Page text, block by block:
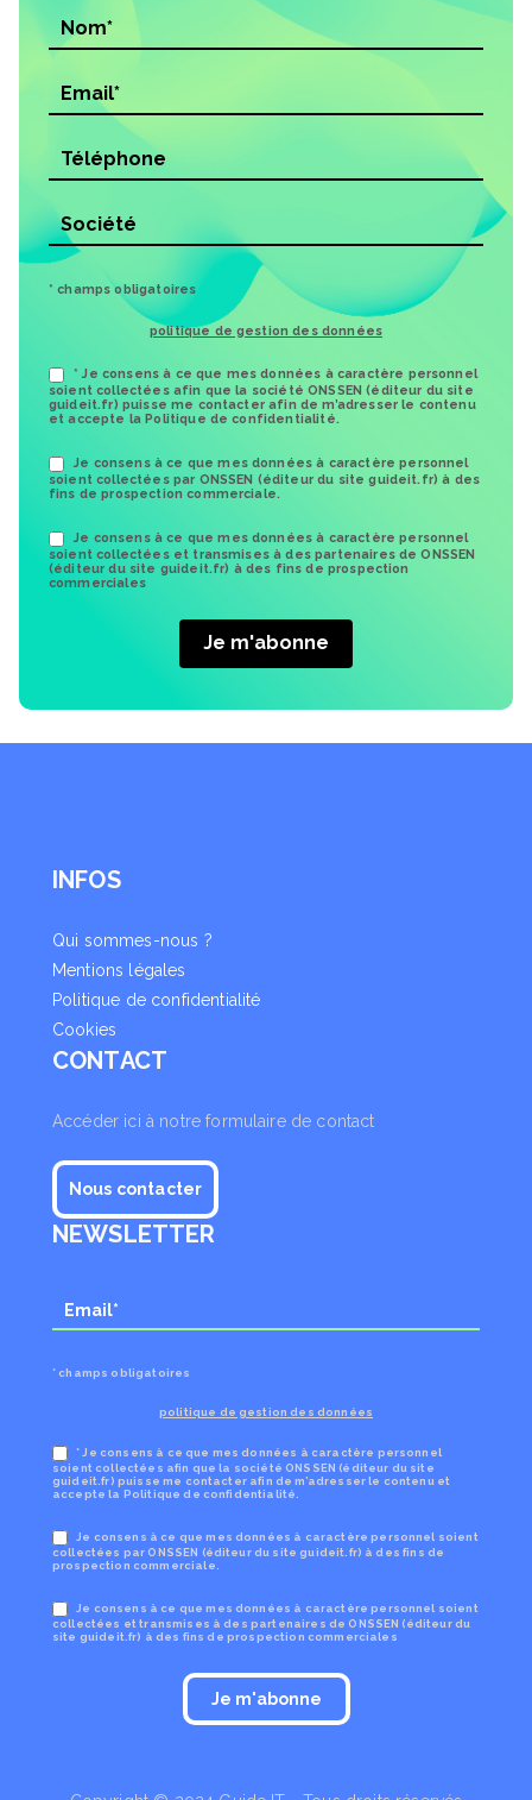
* champs obligatoires
politique de gestion des données
* Je consens à ce que mes données à caractère personnel
soient collectées afin que la société ONSSEN (éditeur du site
guideit.fr) puisse me contacter afin de m’adresser le contenu
et accepte la Politique de confidentialité.
Je consens à ce que mes données à caractère personnel
soient collectées par ONSSEN (éditeur du site guideit.fr) à des
fins de prospection commerciale.
Je consens à ce que mes données à caractère personnel
soient collectées et transmises à des partenaires de ONSSEN
(éditeur du site guideit.fr) à des fins de prospection
commerciales
INFOS
Qui sommes-nous ?
Mentions légales
Politique de confidentialité
Cookies
CONTACT
Accéder ici à notre formulaire de contact
Nous contacter
NEWSLETTER
* champs obligatoires
politique de gestion des données
* Je consens à ce que mes données à caractère personnel
soient collectées afin que la société ONSSEN (éditeur du site
guideit.fr) puisse me contacter afin de m’adresser le contenu et
accepte la Politique de confidentialité.
Je consens à ce que mes données à caractère personnel soient
collectées par ONSSEN (éditeur du site guideit.fr) à des fins de
prospection commerciale.
Je consens à ce que mes données à caractère personnel soient
collectées et transmises à des partenaires de ONSSEN (éditeur du
site guideit.fr) à des fins de prospection commerciales